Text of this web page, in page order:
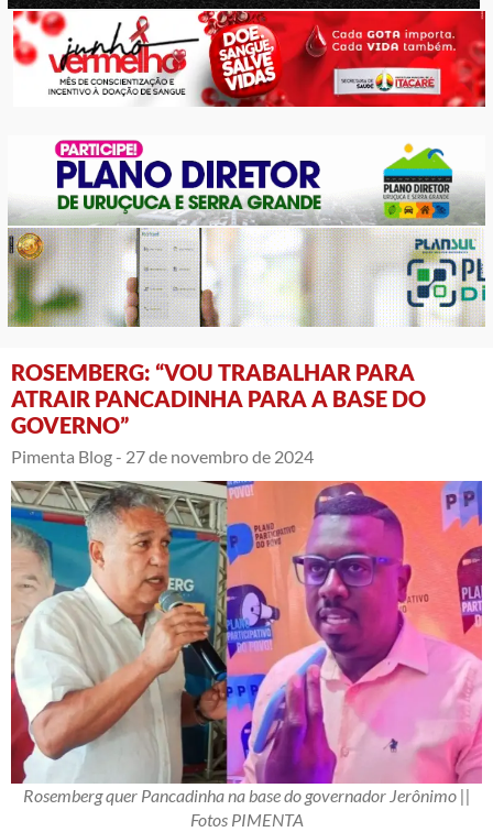
ROSEMBERG: “VOU TRABALHAR PARA
ATRAIR PANCADINHA PARA A BASE DO
GOVERNO”
Pimenta Blog - 27 de novembro de 2024
Rosemberg quer Pancadinha na base do governador Jerônimo ||
Fotos PIMENTA